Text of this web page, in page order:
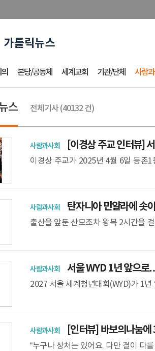
본당/공동체 세계교회 기관/단체 사람
스 전체기사 (40132 건)
사람과사회[이경상 주교 인터뷰]
이경상 주교가 2025년 4월 6일 등촌
서울대교구 19개 지구 전체를 돌며
사람과사회탄자니아 민얄라에 솟아
출산을 앞둔 산모조차 왕복 2시간을
고, 산모와 신생아 사망이 다반사일
사람과사회서울 WYD 1년 앞으로
2027 서울 세계청년대회(WYD)가 1
세웠다면, 앞으로의 1년은 한국교회
사람과사회[인터뷰] 바보의나눔에
“누구나 상처는 있어요. 다만 결이 다